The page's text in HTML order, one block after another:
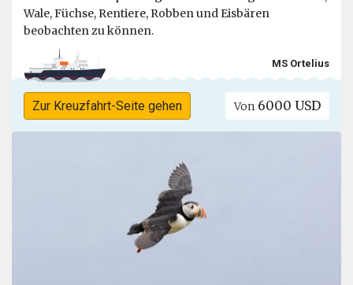
Wale, Füchse, Rentiere, Robben und Eisbären
beobachten zu können.
MS Ortelius
Zur Kreuzfahrt-Seite gehen Von 6000 USD